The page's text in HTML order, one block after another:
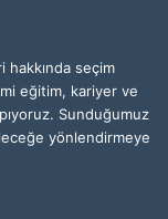
seçim
eğitim, kariyer ve
Sunduğumuz
yönlendirmeye